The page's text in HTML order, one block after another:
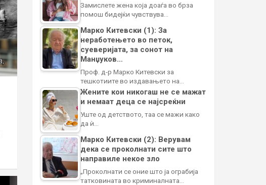
Замислете жена која доаѓа во брза
помош бидејќи чувствува…
Марко Китевски (1): За
неработењето во петок,
суеверијата, за сонот на
Манџуков…
Проф. д-р Марко Китевски за
тешкотиите во издавањето на…
Жените кои никогаш не се мажат
и немаат деца се најсреќни
Уште од детството, таа се мажи како
да ѝ…
Марко Китевски (2): Верувам
дека се проколнати сите што
направиле некое зло
„Проколнати се оние што ја ограбија
татковината во криминалната…